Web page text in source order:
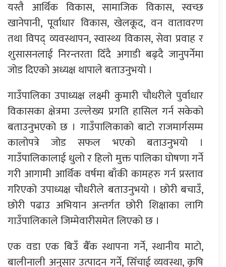
यस्तै आर्थिक विकास, सामाजिक विकास, स्वच्छ
खानेपानी, पूर्वाधार विकास, खेलकूद, वन वातावरण
तथा विपद् व्यवस्थापन, स्वास्थ्य विकास, सेवा प्रवाह र
शुसासनलाई निरन्तरता दिँदै अगाडी बढ्दै जानुपर्नेमा
जोड दिएको अध्यक्ष थापाले बताउनुभयो ।
गाउँपालिका उपाध्यक्ष लक्ष्मी कुमारी चौधरीले पुर्वाधार
विकासका क्षेत्रमा उल्लेख्य प्रगति हासिल गर्न सकेको
बताउनुभएको छ । गाउँपालिकाको बाटो राजमार्गसम्म
कालोपत्रे जोड सफल भएको बताउनुभयो ।
गाउँपालिकालाई धुलो र हिलो मुक्त पालिका घोषणा गर्ने
गरी आगामी आर्थिक वर्षमा बाँकी कामहरु गर्न प्रस्ताव
गरिएको उपाध्यक्ष चौधरीले बताउनुभयो । छोरी बचाउँ,
छोरी पढाउ अभियान अन्तर्गत छोरी शिक्षाका लागि
गाउँपालिकाले जिम्मेवारीसमेत लिएको छ ।
एक वडा एक बिउँ बैँक स्थापना गर्ने, स्थानीय माटो,
बालीनाली अनुसार उत्पादन गर्ने, सिँचाई व्यवस्था, कृषि